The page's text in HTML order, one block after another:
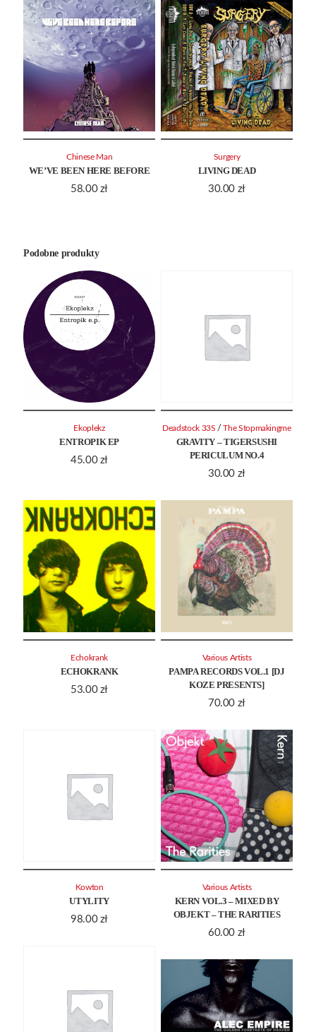
WE’VE BEEN HERE BEFORE
58.00 zł
Chinese Man
LIVING DEAD
30.00 zł
Surgery
Podobne produkty
ENTROPIK EP
45.00 zł
Ekoplekz
GRAVITY – TIGERSUSHI
PERICULUM NO.4
30.00 zł
Deadstock 33S /The Stopmakingme
ECHOKRANK
53.00 zł
Echokrank
PAMPA RECORDS VOL.1 [DJ
KOZE PRESENTS]
70.00 zł
Various Artists
UTYLITY
98.00 zł
Kowton
KERN VOL.3 – MIXED BY
OBJEKT – THE RARITIES
60.00 zł
Various Artists